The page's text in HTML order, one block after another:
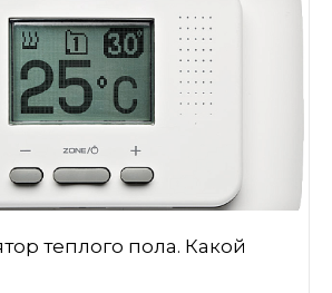
теплого пола. Какой